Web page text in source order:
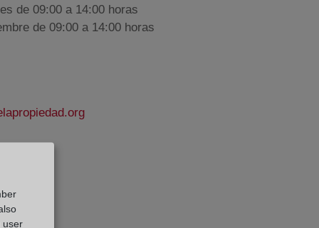
de 09:00 a 14:00 horas
de 09:00 a 14:00 horas
Datos:
user